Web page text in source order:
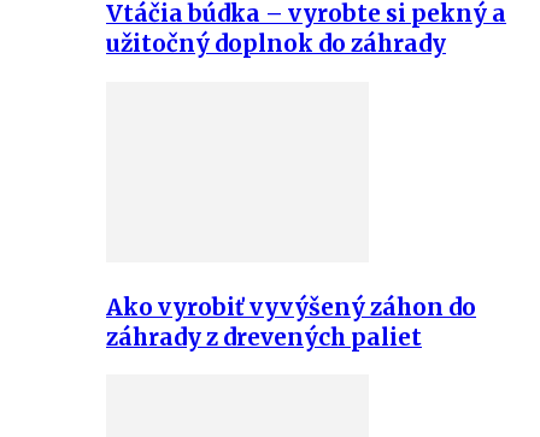
Vtáčia búdka – vyrobte si pekný a
užitočný doplnok do záhrady
Ako vyrobiť vyvýšený záhon do
záhrady z drevených paliet